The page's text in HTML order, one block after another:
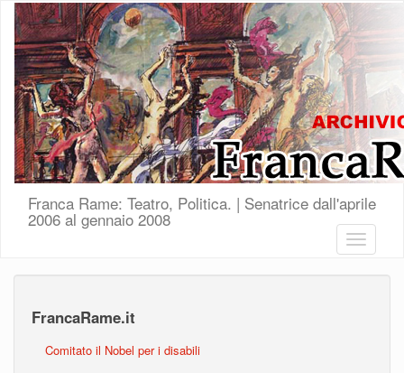
Salta al contenuto principale
Franca Rame: Teatro, Politica. | Senatrice dall'aprile
2006 al gennaio 2008
Toggle
FrancaRame.it
Comitato il Nobel per i disabili